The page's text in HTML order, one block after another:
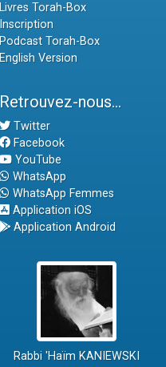
Livres Torah-Box
Inscription
Podcast Torah-Box
English Version
Retrouvez-nous...
Twitter
Facebook
YouTube
WhatsApp
WhatsApp Femmes
Application iOS
Application Android
Rabbi 'Haïm KANIEWSKI